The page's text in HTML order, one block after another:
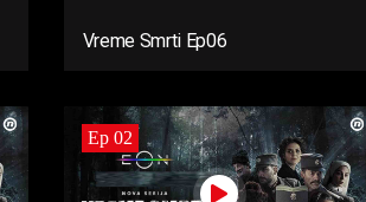
Vreme Smrti Ep06
Ep 02